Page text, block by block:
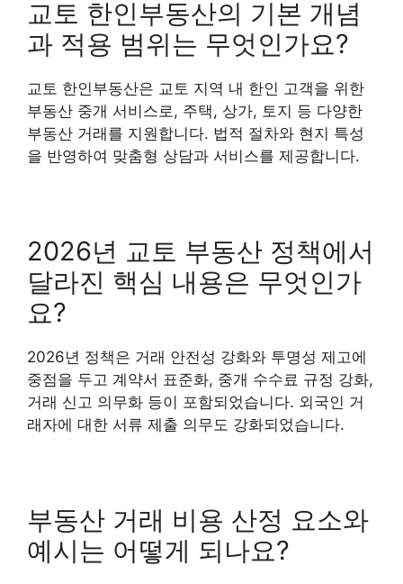
교토 한인부동산의 기본 개념
과 적용 범위는 무엇인가요?
교토 한인부동산은 교토 지역 내 한인 고객을 위한
부동산 중개 서비스로, 주택, 상가, 토지 등 다양한
부동산 거래를 지원합니다. 법적 절차와 현지 특성
을 반영하여 맞춤형 상담과 서비스를 제공합니다.
2026년 교토 부동산 정책에서
달라진 핵심 내용은 무엇인가
요?
2026년 정책은 거래 안전성 강화와 투명성 제고에
중점을 두고 계약서 표준화, 중개 수수료 규정 강화,
거래 신고 의무화 등이 포함되었습니다. 외국인 거
래자에 대한 서류 제출 의무도 강화되었습니다.
부동산 거래 비용 산정 요소와
예시는 어떻게 되나요?